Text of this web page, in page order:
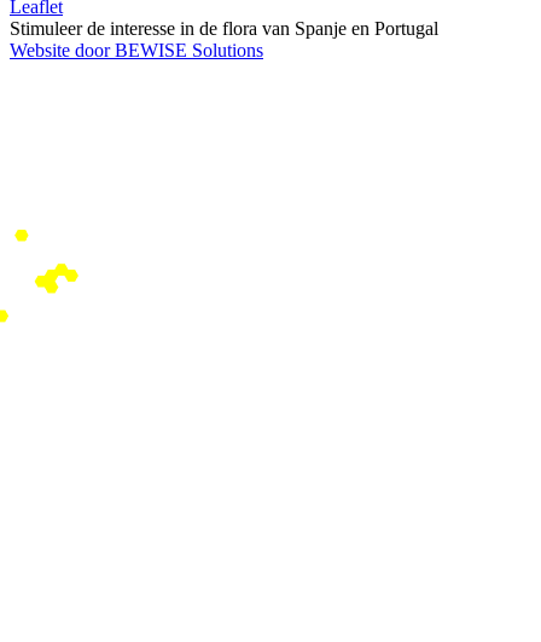
Leaflet
Stimuleer de interesse in de flora van Spanje en Portugal
Website door BEWISE Solutions